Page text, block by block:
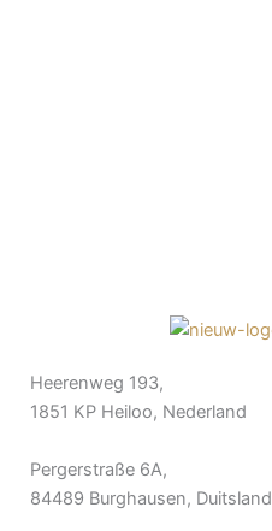
Heerenweg 193,
1851 KP Heiloo, Nederland
Pergerstraße 6A,
84489 Burghausen, Duitsland